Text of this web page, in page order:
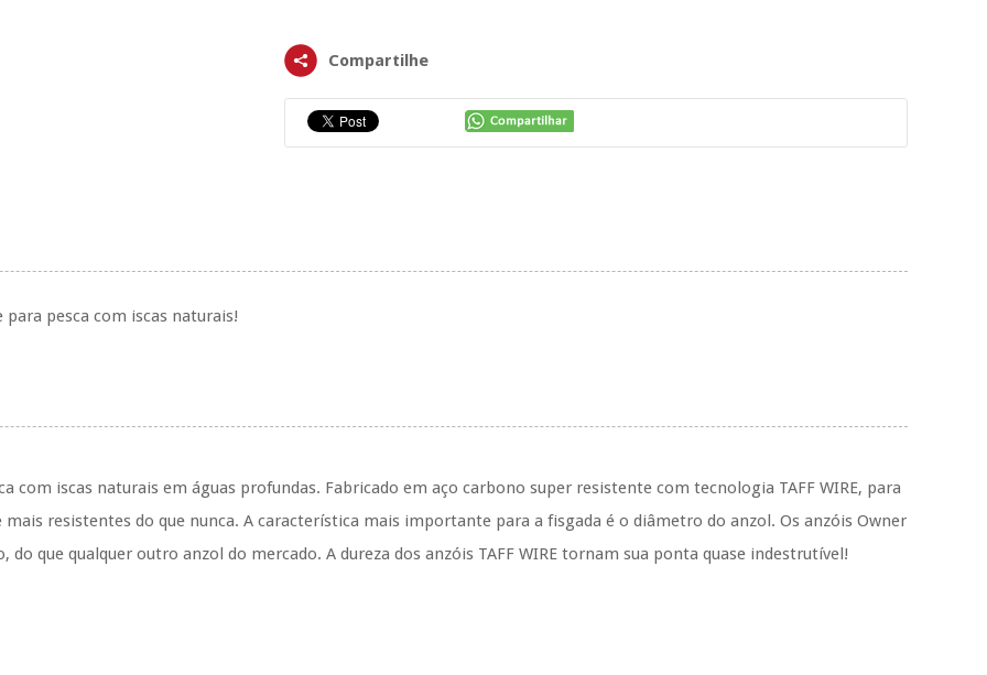
Compartilhe
pesca com iscas naturais!
com iscas naturais em águas profundas. Fabricado em aço carbono super resistente com tecnologia TAFF WIRE, para
resistentes do que nunca. A característica mais importante para a fisgada é o diâmetro do anzol. Os anzóis Owner
do que qualquer outro anzol do mercado. A dureza dos anzóis TAFF WIRE tornam sua ponta quase indestrutível!